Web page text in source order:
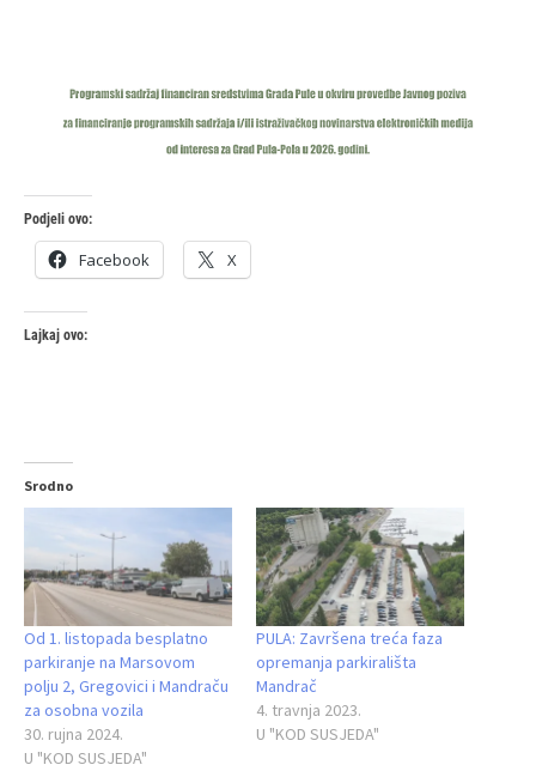
Podjeli ovo:
Facebook X
Lajkaj ovo:
Srodno
Od 1. listopada besplatno
parkiranje na Marsovom
polju 2, Gregovici i Mandraču
za osobna vozila
30. rujna 2024.
U "KOD SUSJEDA"
PULA: Završena treća faza
opremanja parkirališta
Mandrač
4. travnja 2023.
U "KOD SUSJEDA"